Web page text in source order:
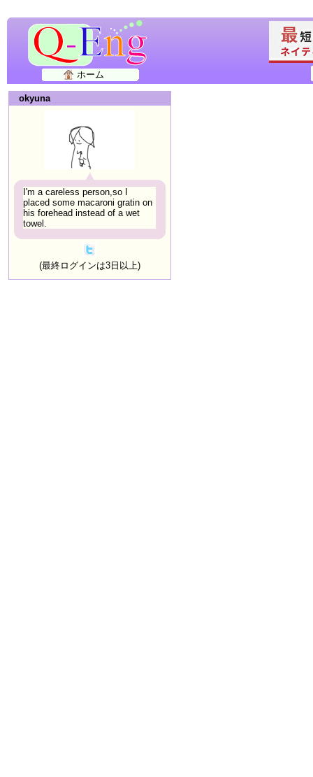
ホーム
okyuna
I'm a careless person,so I
placed some macaroni gratin on
his forehead instead of a wet
towel.
(最終ログインは3日以上)